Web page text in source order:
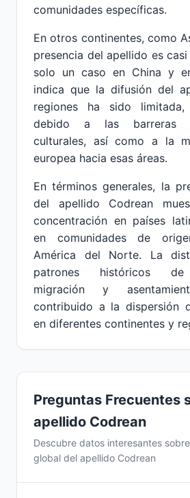
comunidades específicas.
En otros continentes, como
presencia del apellido es
solo un caso en China y
indica que la difusión del
regiones ha sido limitada,
debido a las barreras
culturales, así como a la
europea hacia esas áreas.
En términos generales, la
del apellido Codrean
concentración en países
en comunidades de
América del Norte. La
patrones históricos de
migración y
contribuido a la dispersión
en diferentes continentes y
Preguntas Frecuentes
apellido Codrean
Descubre datos interesantes
global del apellido Codrean